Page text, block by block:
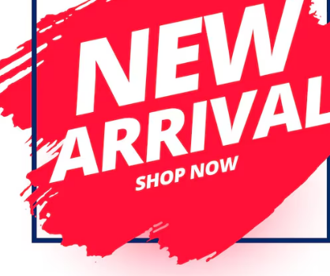
mit geprüften Qualitätskomponenten zu attraktiven
Chargers Watch Tempered Glass
Datum (absteigend)